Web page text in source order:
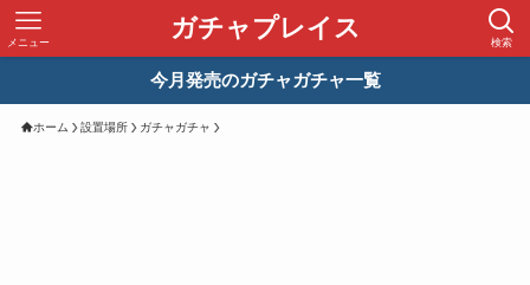
ガチャプレイス 検索
メニュー
今月発売のガチャガチャ一覧
ホーム 設置場所 ガチャガチャ